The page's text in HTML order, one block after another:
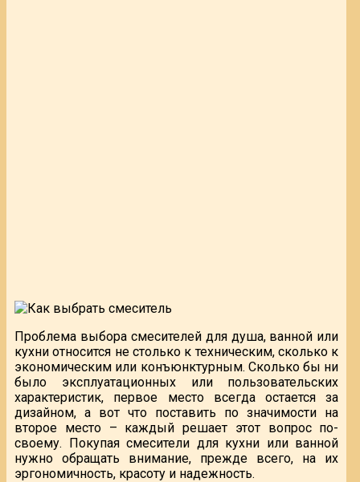
Проблема выбора смесителей для душа, ванной или
кухни относится не столько к техническим, сколько к
экономическим или конъюнктурным. Сколько бы ни
было эксплуатационных или пользовательских
характеристик, первое место всегда остается за
дизайном, а вот что поставить по значимости на
второе место – каждый решает этот вопрос по-
своему. Покупая смесители для кухни или ванной
нужно обращать внимание, прежде всего, на их
эргономичность, красоту и надежность.